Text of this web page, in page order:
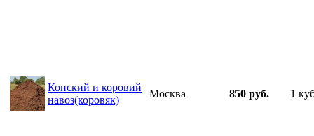
Конский и коровий
навоз(коровяк)
Москва 850 руб. 1